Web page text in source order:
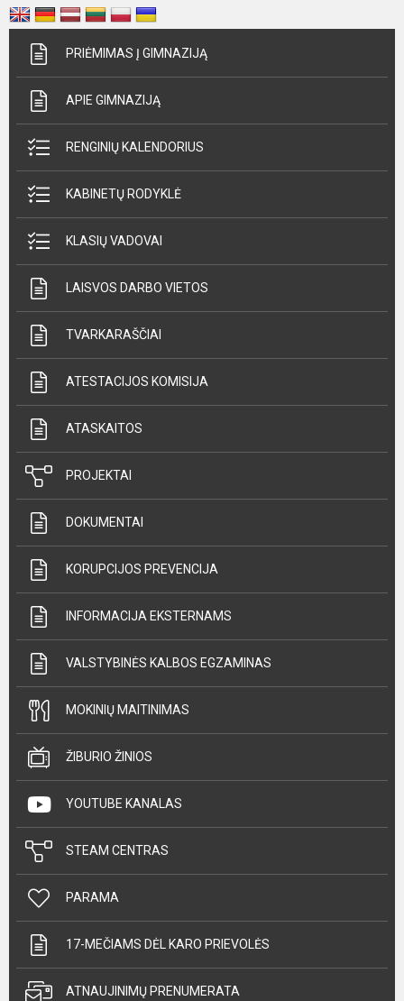
PRIĖMIMAS Į GIMNAZIJĄ
APIE GIMNAZIJĄ
RENGINIŲ KALENDORIUS
KABINETŲ RODYKLĖ
KLASIŲ VADOVAI
LAISVOS DARBO VIETOS
TVARKARAŠČIAI
ATESTACIJOS KOMISIJA
ATASKAITOS
PROJEKTAI
DOKUMENTAI
KORUPCIJOS PREVENCIJA
INFORMACIJA EKSTERNAMS
VALSTYBINĖS KALBOS EGZAMINAS
MOKINIŲ MAITINIMAS
ŽIBURIO ŽINIOS
YOUTUBE KANALAS
STEAM CENTRAS
PARAMA
17-MEČIAMS DĖL KARO PRIEVOLĖS
ATNAUJINIMŲ PRENUMERATA